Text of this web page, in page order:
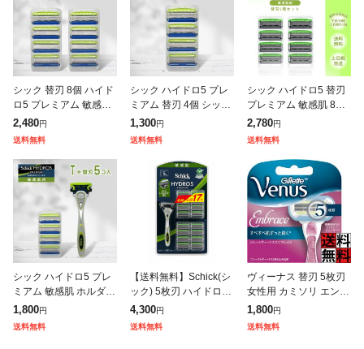
シック 替刃 8個 ハイド
ロ5 プレミアム 敏感肌
替刃8個 シック 替え刃
5枚刃 Schick HYDRO5
髭剃り ひげそ
2,480円
送料無料
シック ハイドロ5 プレ
ミアム 替刃 4個 シック
替刃 カミソリ 替え刃 5
枚刃 ハイドロ プレミア
ム 敏感肌 シック ジャ
1,300円
送料無料
シック ハイドロ5 替刃
プレミアム 敏感肌 8個
カミソリ 5枚刃 剃刀 髭
剃り ひげ剃り ひげそり
シェーバー スキンガー
ド
2,780円
送料無料
シック ハイドロ5 プレ
ミアム 敏感肌 ホルダー
本体 1本 + 替刃 4個 5枚
刃 Schick HYDRO5 髭
剃り ひげそ
1,800円
送料無料
【送料無料】Schick(シ
ック) 5枚刃 ハイドロ5
プレミアム 敏感肌用 本
体+替刃16P 刃17個 替
刃17個入 ホルダー
4,300円
送料無料
ヴィーナス 替刃 5枚刃
女性用 カミソリ エンブ
レイス レディース 肌
すべすべ 体 カーブ 敏
感肌 シェービング 4個
1,800円
送料無料